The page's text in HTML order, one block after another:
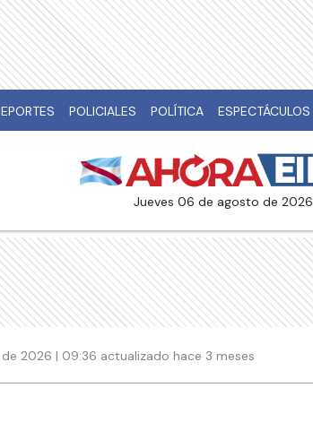
POLICIALES POLÍTICA ESPECTÁCULOS
jueves 06 de agosto de 2026
2026 | 09:36 actualizado hace 3 meses